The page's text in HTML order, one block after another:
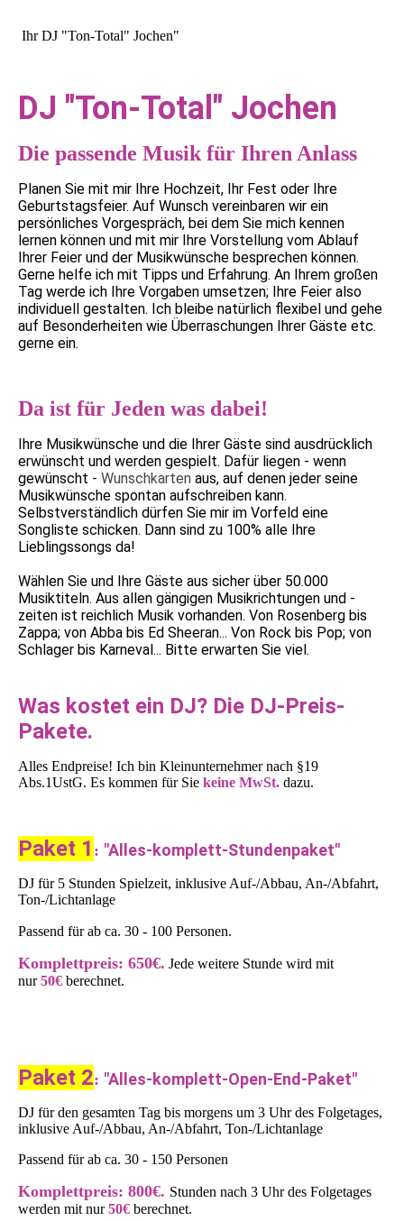
Ihr DJ "Ton-Total" Jochen"
DJ "Ton-Total" Jochen
Die passende Musik für Ihren Anlass
Planen Sie mit mir Ihre Hochzeit, Ihr Fest oder Ihre
Geburtstagsfeier. Auf Wunsch vereinbaren wir ein
persönliches Vorgespräch, bei dem Sie mich kennen
lernen können und mit mir Ihre Vorstellung vom Ablauf
Ihrer Feier und der Musikwünsche besprechen können.
Gerne helfe ich mit Tipps und Erfahrung. An Ihrem großen
Tag werde ich Ihre Vorgaben umsetzen; Ihre Feier also
individuell gestalten. Ich bleibe natürlich flexibel und gehe
auf Besonderheiten wie Überraschungen Ihrer Gäste etc.
gerne ein.
Da ist für Jeden was dabei!
Ihre Musikwünsche und die Ihrer Gäste sind ausdrücklich
erwünscht und werden gespielt. Dafür liegen - wenn
gewünscht - Wunschkarten aus, auf denen jeder seine
Musikwünsche spontan aufschreiben kann.
Selbstverständlich dürfen Sie mir im Vorfeld eine
Songliste schicken. Dann sind zu 100% alle Ihre
Lieblingssongs da!
Wählen Sie und Ihre Gäste aus sicher über 50.000
Musiktiteln. Aus allen gängigen Musikrichtungen und -
zeiten ist reichlich Musik vorhanden. Von Rosenberg bis
Zappa; von Abba bis Ed Sheeran... Von Rock bis Pop; von
Schlager bis Karneval... Bitte erwarten Sie viel.
Was kostet ein DJ? Die DJ-Preis-
Pakete.
Alles Endpreise! Ich bin Kleinunternehmer nach §19
Abs.1UstG. Es kommen für Sie keine MwSt. dazu.
Paket 1 : "Alles-komplett-Stundenpaket"
DJ für 5 Stunden Spielzeit, inklusive Auf-/Abbau, An-/Abfahrt,
Ton-/Lichtanlage
Passend für ab ca. 30 - 100 Personen.
Komplettpreis: 650€. Jede weitere Stunde wird mit
nur50€ berechnet.
Paket 2: "Alles-komplett-Open-End-Paket"
DJ für den gesamten Tag bis morgens um 3 Uhr des Folgetages,
inklusive Auf-/Abbau, An-/Abfahrt, Ton-/Lichtanlage
Passend für ab ca. 30 - 150 Personen
Komplettpreis: 800€. Stunden nach 3 Uhr des Folgetages
werden mit nur50€ berechnet.